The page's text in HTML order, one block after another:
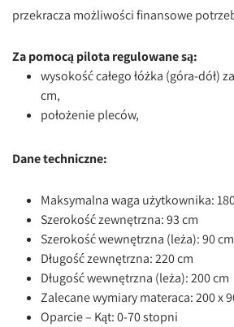
przekracza możliwości finansowe
Za pomocą pilota regulowane są:
wysokość całego łóżka (góra-dół)
cm,
położenie pleców,
Dane techniczne:
Maksymalna waga użytkownika:
Szerokość zewnętrzna: 93 cm
Szerokość wewnętrzna (leża): 90 cm
Długość zewnętrzna: 220 cm
Długość wewnętrzna (leża): 200 cm
Zalecane wymiary materaca: 200 x
Oparcie – Kąt: 0-70 stopni